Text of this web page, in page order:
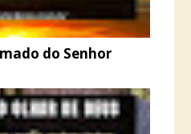
do Senhor